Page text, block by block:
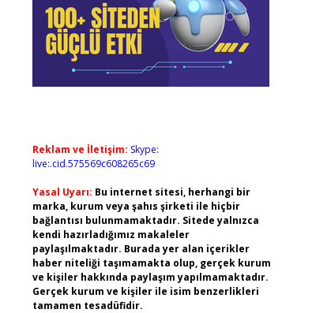
Reklam ve İletişim: Skype:
live:.cid.575569c608265c69
Yasal Uyarı: Bu internet sitesi, herhangi bir
marka, kurum veya şahıs şirketi ile hiçbir
bağlantısı bulunmamaktadır. Sitede yalnızca
kendi hazırladığımız makaleler
paylaşılmaktadır. Burada yer alan içerikler
haber niteliği taşımamakta olup, gerçek kurum
ve kişiler hakkında paylaşım yapılmamaktadır.
Gerçek kurum ve kişiler ile isim benzerlikleri
tamamen tesadüfidir.